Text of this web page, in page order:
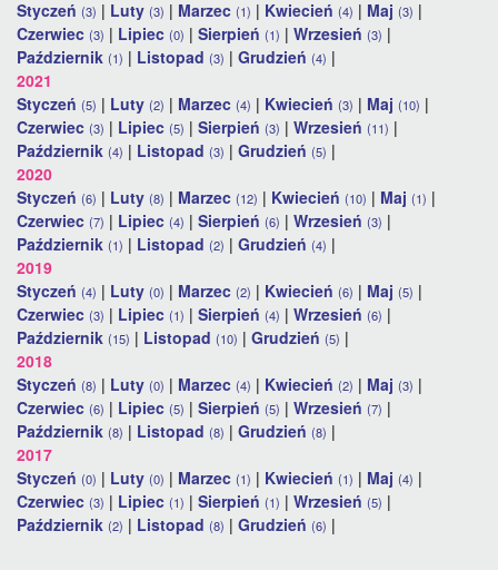
Styczeń (3) | Luty (3) | Marzec (1) | Kwiecień (4) | Maj (3) |
Czerwiec (3) | Lipiec (0) | Sierpień (1) | Wrzesień (3) |
Październik (1) | Listopad (3) | Grudzień (4) |
2021
Styczeń (5) | Luty (2) | Marzec (4) | Kwiecień (3) | Maj (10) |
Czerwiec (3) | Lipiec (5) | Sierpień (3) | Wrzesień (11) |
Październik (4) | Listopad (3) | Grudzień (5) |
2020
Styczeń (6) | Luty (8) | Marzec (12) | Kwiecień (10) | Maj (1) |
Czerwiec (7) | Lipiec (4) | Sierpień (6) | Wrzesień (3) |
Październik (1) | Listopad (2) | Grudzień (4) |
2019
Styczeń (4) | Luty (0) | Marzec (2) | Kwiecień (6) | Maj (5) |
Czerwiec (3) | Lipiec (1) | Sierpień (4) | Wrzesień (6) |
Październik (15) | Listopad (10) | Grudzień (5) |
2018
Styczeń (8) | Luty (0) | Marzec (4) | Kwiecień (2) | Maj (3) |
Czerwiec (6) | Lipiec (5) | Sierpień (5) | Wrzesień (7) |
Październik (8) | Listopad (8) | Grudzień (8) |
2017
Styczeń (0) | Luty (0) | Marzec (1) | Kwiecień (1) | Maj (4) |
Czerwiec (3) | Lipiec (1) | Sierpień (1) | Wrzesień (5) |
Październik (2) | Listopad (8) | Grudzień (6) |